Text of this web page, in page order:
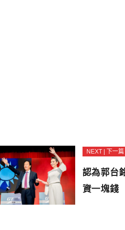
NEXT | 下一篇
認為郭台
資一塊錢